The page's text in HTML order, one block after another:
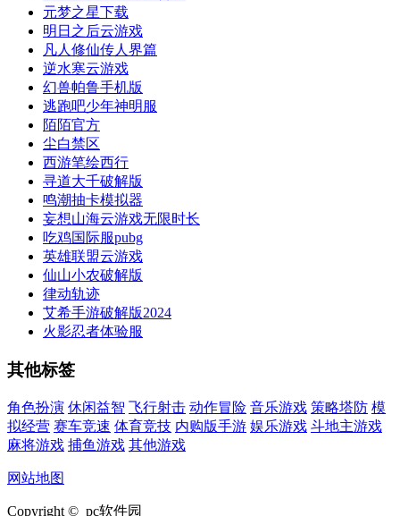
元梦之星下载
明日之后云游戏
凡人修仙传人界篇
逆水寒云游戏
幻兽帕鲁手机版
逃跑吧少年神明服
陌陌官方
尘白禁区
西游笔绘西行
寻道大千破解版
鸣潮抽卡模拟器
妄想山海云游戏无限时长
吃鸡国际服pubg
英雄联盟云游戏
仙山小农破解版
律动轨迹
艾希手游破解版2024
火影忍者体验服
其他标签
角色扮演 休闲益智 飞行射击 动作冒险 音乐游戏 策略塔防 模
拟经营 赛车竞速 体育竞技 内购版手游 娱乐游戏 斗地主游戏
麻将游戏 捕鱼游戏 其他游戏
网站地图
Copyright © pc软件园